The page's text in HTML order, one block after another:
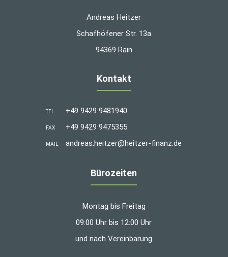
Andreas Heitzer
Schafhöfener Str. 13a
94369 Rain
Kontakt
TEL +49 9429 9481940
FAX +49 9429 9475355
MAIL andreas.heitzer@heitzer-finanz.de
Bürozeiten
Montag bis Freitag
09:00 Uhr bis 12:00 Uhr
und nach Vereinbarung